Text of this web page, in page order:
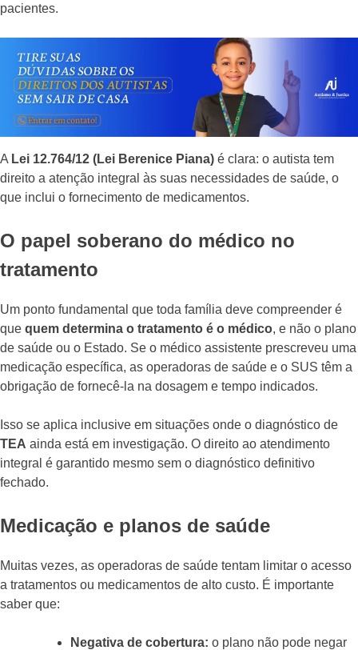
pacientes.
A Lei 12.764/12 (Lei Berenice Piana) é clara: o autista tem
direito a atenção integral às suas necessidades de saúde, o
que inclui o fornecimento de medicamentos.
O papel soberano do médico no
tratamento
Um ponto fundamental que toda família deve compreender é
que quem determina o tratamento é o médico, e não o plano
de saúde ou o Estado. Se o médico assistente prescreveu uma
medicação específica, as operadoras de saúde e o SUS têm a
obrigação de fornecê-la na dosagem e tempo indicados.
Isso se aplica inclusive em situações onde o diagnóstico de
TEA ainda está em investigação. O direito ao atendimento
integral é garantido mesmo sem o diagnóstico definitivo
fechado.
Medicação e planos de saúde
Muitas vezes, as operadoras de saúde tentam limitar o acesso
a tratamentos ou medicamentos de alto custo. É importante
saber que:
Negativa de cobertura: o plano não pode negar